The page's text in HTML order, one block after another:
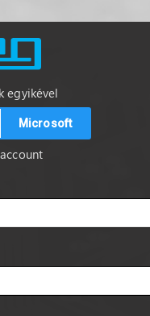
egyikével
Microsoft